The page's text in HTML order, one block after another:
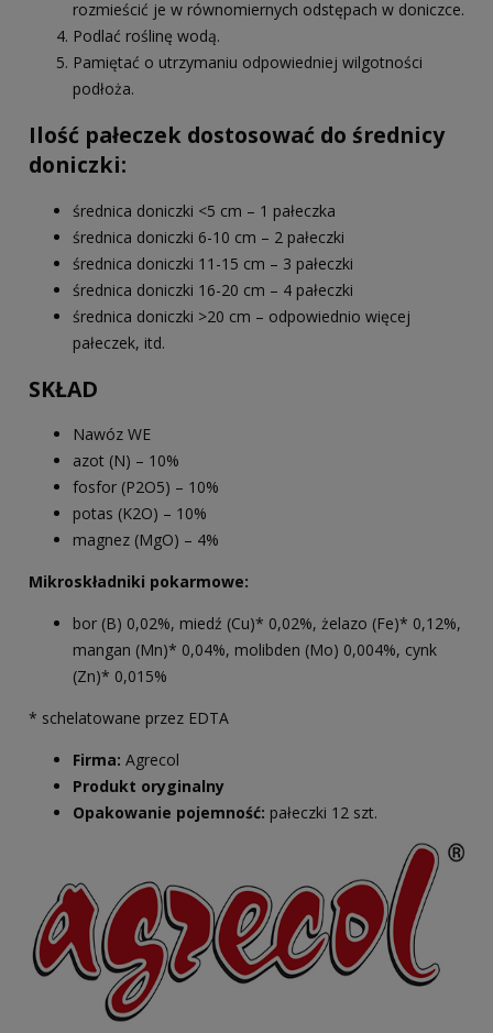
rozmieścić je w równomiernych odstępach w doniczce.
Podlać roślinę wodą.
Pamiętać o utrzymaniu odpowiedniej wilgotności
podłoża.
Ilość pałeczek dostosować do średnicy
doniczki:
średnica doniczki <5 cm – 1 pałeczka
średnica doniczki 6-10 cm – 2 pałeczki
średnica doniczki 11-15 cm – 3 pałeczki
średnica doniczki 16-20 cm – 4 pałeczki
średnica doniczki >20 cm – odpowiednio więcej
pałeczek, itd.
SKŁAD
Nawóz WE
azot (N) – 10%
fosfor (P2O5) – 10%
potas (K2O) – 10%
magnez (MgO) – 4%
Mikroskładniki pokarmowe:
bor (B) 0,02%, miedź (Cu)* 0,02%, żelazo (Fe)* 0,12%,
mangan (Mn)* 0,04%, molibden (Mo) 0,004%, cynk
(Zn)* 0,015%
* schelatowane przez EDTA
Firma: Agrecol
Produkt oryginalny
Opakowanie pojemność: pałeczki 12 szt.